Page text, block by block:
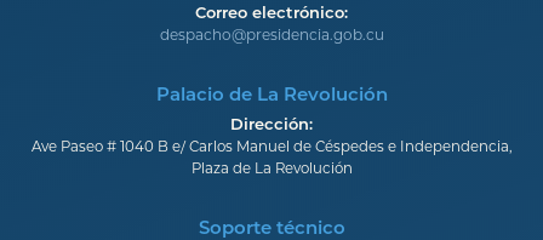
Correo electrónico:
despacho@presidencia.gob.cu
Palacio de La Revolución
Dirección:
Ave Paseo # 1040 B e/ Carlos Manuel de Céspedes e Independencia,
Plaza de La Revolución
Soporte técnico